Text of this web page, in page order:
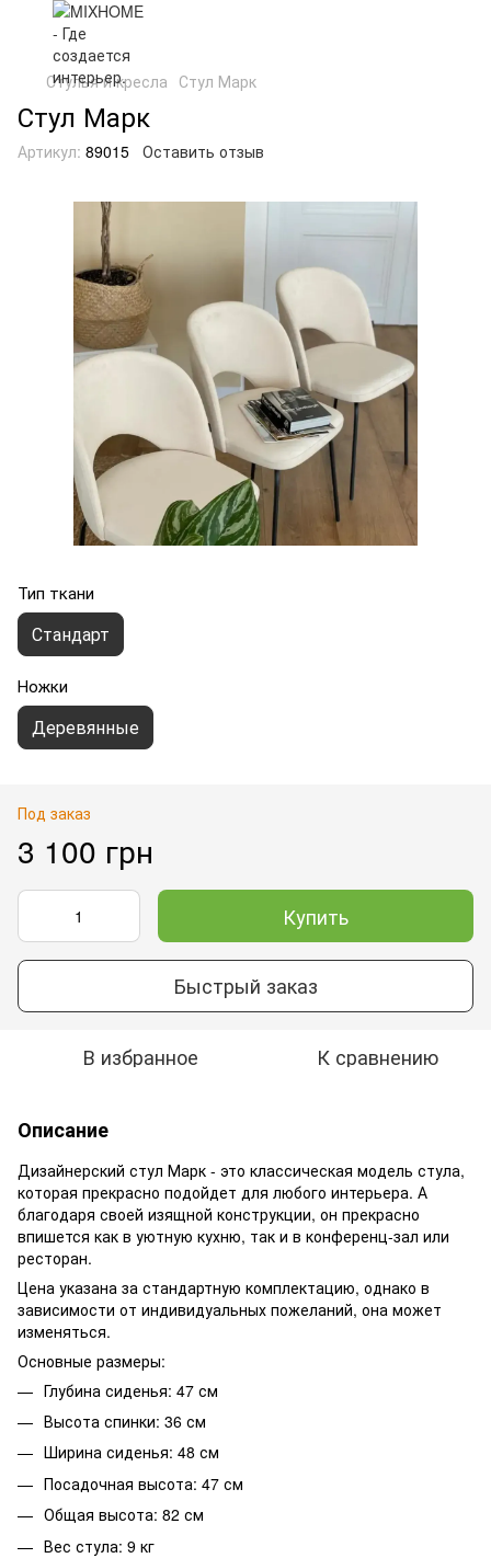
Стулья и кресла Стул Марк
Стул Марк
Артикул: 89015 Оставить отзыв
Тип ткани
Стандарт
Ножки
Деревянные
Под заказ
3 100 грн
Купить
Быстрый заказ
В избранное К сравнению
Описание
Дизайнерский стул Марк - это классическая модель стула,
которая прекрасно подойдет для любого интерьера. А
благодаря своей изящной конструкции, он прекрасно
впишется как в уютную кухню, так и в конференц-зал или
ресторан.
Цена указана за стандартную комплектацию, однако в
зависимости от индивидуальных пожеланий, она может
изменяться.
Основные размеры:
Глубина сиденья: 47 см
Высота спинки: 36 см
Ширина сиденья: 48 см
Посадочная высота: 47 см
Общая высота: 82 см
Вес стула: 9 кг